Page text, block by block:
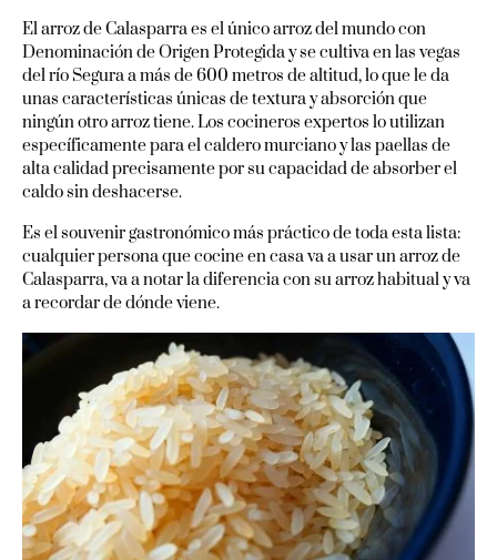
El arroz de Calasparra es el único arroz del mundo con
Denominación de Origen Protegida y se cultiva en las vegas
del río Segura a más de 600 metros de altitud, lo que le da
unas características únicas de textura y absorción que
ningún otro arroz tiene. Los cocineros expertos lo utilizan
específicamente para el caldero murciano y las paellas de
alta calidad precisamente por su capacidad de absorber el
caldo sin deshacerse.
Es el souvenir gastronómico más práctico de toda esta lista:
cualquier persona que cocine en casa va a usar un arroz de
Calasparra, va a notar la diferencia con su arroz habitual y va
a recordar de dónde viene.